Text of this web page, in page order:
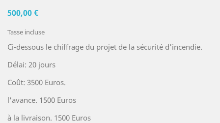
500,00 €
Tasse incluse
Ci-dessous le chiffrage du projet de la sécurité d'incendie.
Délai: 20 jours
Coût: 3500 Euros.
l'avance. 1500 Euros
à la livraison. 1500 Euros